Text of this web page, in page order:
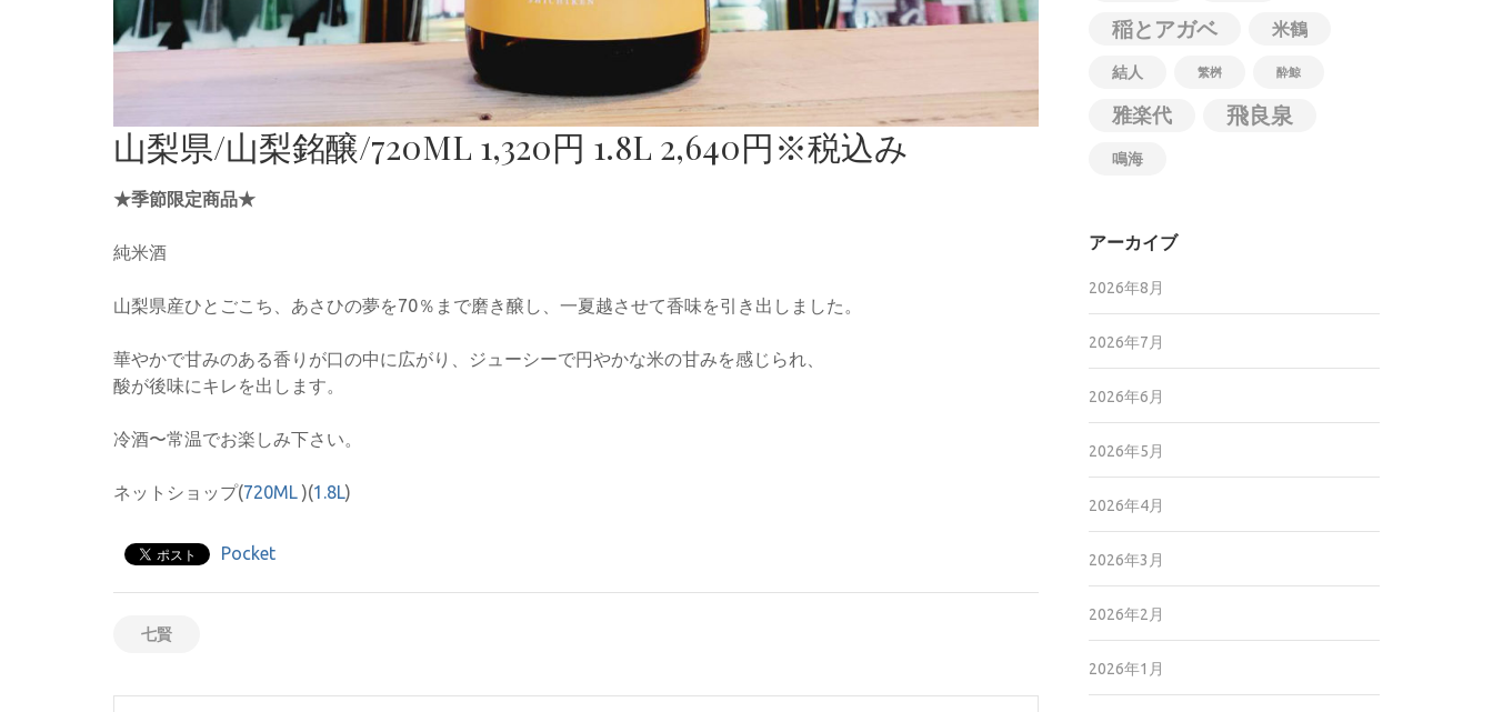
山梨県/山梨銘醸/720ML 1,320円 1.8L 2,640円※税込み
★季節限定商品★
純米酒
山梨県産ひとごこち、あさひの夢を70％まで磨き醸し、一夏越させて香味を引き出しました。
華やかで甘みのある香りが口の中に広がり、ジューシーで円やかな米の甘みを感じられ、
酸が後味にキレを出します。
冷酒〜常温でお楽しみ下さい。
ネットショップ(720ML )(1.8L)
Pocket
七賢
稲とアガベ 米鶴
結人 繁桝 酔鯨
雅楽代 飛良泉
鳴海
アーカイブ
2026年8月
2026年7月
2026年6月
2026年5月
2026年4月
2026年3月
2026年2月
2026年1月